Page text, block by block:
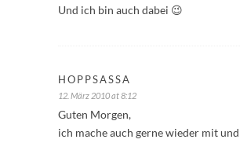
Und ich bin auch dabei 😉
HOPPSASSA
12. März 2010 at 8:12
Guten Morgen,
ich mache auch gerne wieder mit